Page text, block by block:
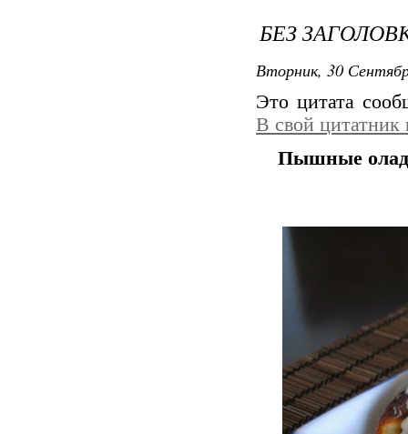
БЕЗ
Вторник, 30
Это цитата
В свой цитатник
Пышные